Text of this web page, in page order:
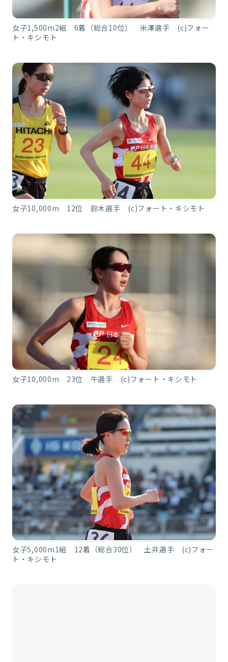
女子1,500m2組 6着（総合10位） 米澤選手 (c)フォー
ト・キシモト
女子10,000m 12位 鈴木選手 (c)フォート・キシモト
女子10,000m 23位 牛選手 (c)フォート・キシモト
女子5,000m1組 12着（総合30位） 土井選手 (c)フォー
ト・キシモト